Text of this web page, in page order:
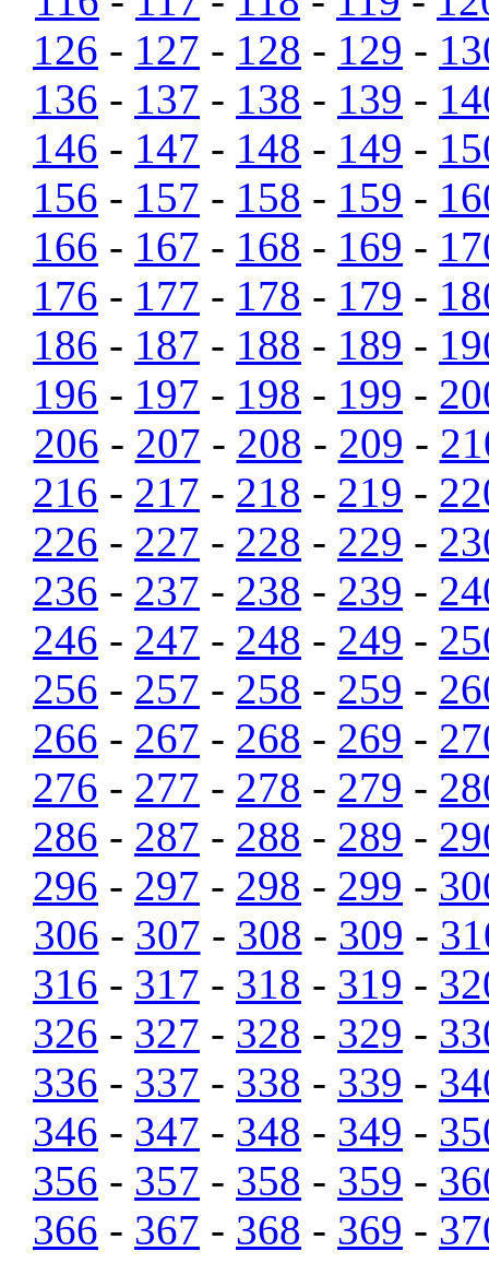
126 - 127 - 128 - 129 -
136 - 137 - 138 - 139 -
146 - 147 - 148 - 149 -
156 - 157 - 158 - 159 -
166 - 167 - 168 - 169 -
176 - 177 - 178 - 179 -
186 - 187 - 188 - 189 -
196 - 197 - 198 - 199 -
206 - 207 - 208 - 209 -
216 - 217 - 218 - 219 -
226 - 227 - 228 - 229 -
236 - 237 - 238 - 239 -
246 - 247 - 248 - 249 -
256 - 257 - 258 - 259 -
266 - 267 - 268 - 269 -
276 - 277 - 278 - 279 -
286 - 287 - 288 - 289 -
296 - 297 - 298 - 299 -
306 - 307 - 308 - 309 -
316 - 317 - 318 - 319 -
326 - 327 - 328 - 329 -
336 - 337 - 338 - 339 -
346 - 347 - 348 - 349 -
356 - 357 - 358 - 359 -
366 - 367 - 368 - 369 -